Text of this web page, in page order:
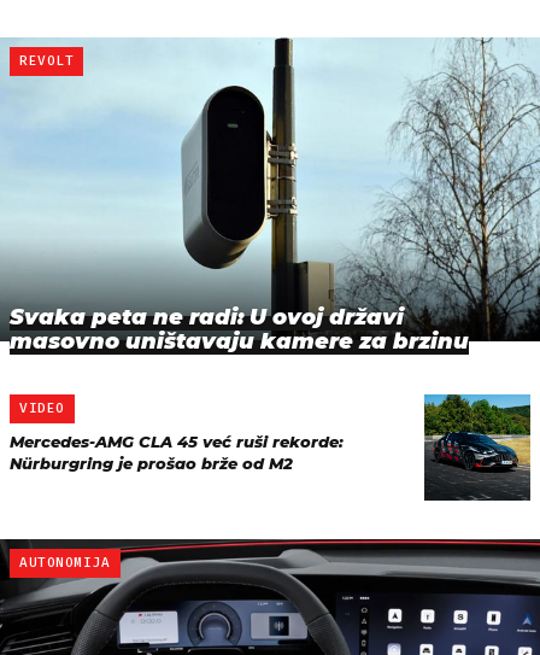
REVOLT
Svaka peta ne radi: U ovoj državi
masovno uništavaju kamere za brzinu
VIDEO
Mercedes-AMG CLA 45 već ruši rekorde:
Nürburgring je prošao brže od M2
AUTONOMIJA